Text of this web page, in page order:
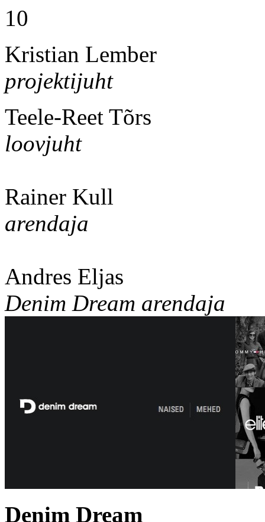
10
Kristian Lember
projektijuht
Teele-Reet Tõrs
loovjuht
Rainer Kull
arendaja
Andres Eljas
Denim Dream arendaja
Denim Dream